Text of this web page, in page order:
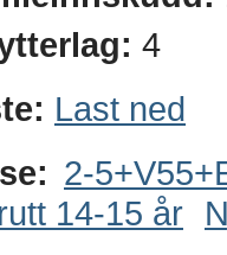
4
Last ned
2-
14-15 år